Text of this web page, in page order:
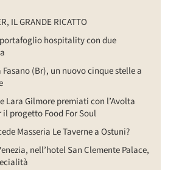
IL GRANDE RICATTO
hospitality con due
(Br), un nuovo cinque stelle a
Lara Gilmore premiati con l’Avolta
il progetto Food For Soul
Masseria Le Taverne a Ostuni?
nell’hotel San Clemente Palace,